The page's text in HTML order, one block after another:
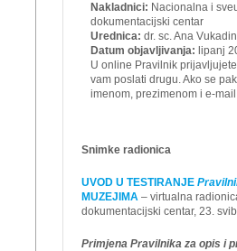
Nakladnici: Nacionalna i
dokumentacijski centar
Urednica: dr. sc. Ana Vukadin
Datum objavljivanja: lipanj
U online Pravilnik
vam poslati drugu. Ako se
imenom, prezimenom i e-
Snimke radionica
UVOD U TESTIRANJE
MUZEJIMA – virtualna
dokumentacijski centar, 23.
Primjena Pravilnika za opis i